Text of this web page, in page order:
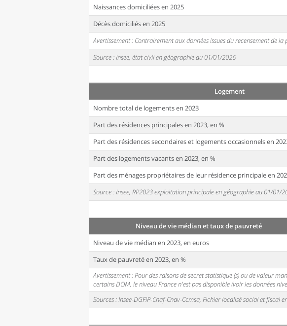
Naissances domiciliées en 2025
Décès domiciliés en 2025
Avertissement : Contrairement aux données issues du recensement de
Source : Insee, état civil en géographie au 01/01/2026
Logement
Nombre total de logements en 2023
Part des résidences principales en 2023, en %
Part des résidences secondaires et logements occasionnels en
Part des logements vacants en 2023, en %
Part des ménages propriétaires de leur résidence principale en
Source : Insee, RP2023 exploitation principale en géographie au 01/01/
Niveau de vie médian et taux de pauvreté
Niveau de vie médian en 2023, en euros
Taux de pauvreté en 2023, en %
Avertissement : Pour des raisons de secret statistique (s) ou de valeur
certains DOM, le niveau France n'est pas disponible (voir les données
Sources : Insee-DGFiP-Cnaf-Cnav-Ccmsa, Fichier localisé social et fiscal